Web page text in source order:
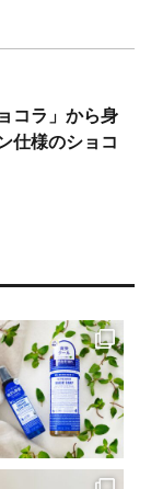
コラ」から身
仕様のショコ